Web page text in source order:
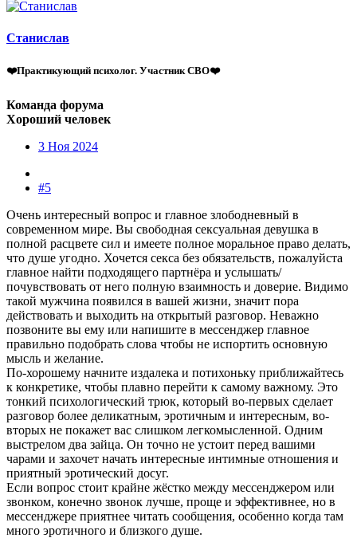
Станислав
❤️Практикующий психолог. Участник СВО❤️
Команда форума
Хороший человек
3 Ноя 2024
#5
Очень интересный вопрос и главное злободневный в
современном мире. Вы свободная сексуальная девушка в
полной расцвете сил и имеете полное моральное право делать,
что душе угодно. Хочется секса без обязательств, пожалуйста
главное найти подходящего партнёра и услышать/
почувствовать от него полную взаимность и доверие. Видимо
такой мужчина появился в вашей жизни, значит пора
действовать и выходить на открытый разговор. Неважно
позвоните вы ему или напишите в мессенджер главное
правильно подобрать слова чтобы не испортить основную
мысль и желание.
По-хорошему начните издалека и потихоньку приближайтесь
к конкретике, чтобы плавно перейти к самому важному. Это
тонкий психологический трюк, который во-первых сделает
разговор более деликатным, эротичным и интересным, во-
вторых не покажет вас слишком легкомысленной. Одним
выстрелом два зайца. Он точно не устоит перед вашими
чарами и захочет начать интересные интимные отношения и
приятный эротический досуг.
Если вопрос стоит крайне жёстко между мессенджером или
звонком, конечно звонок лучше, проще и эффективнее, но в
мессенджере приятнее читать сообщения, особенно когда там
много эротичного и близкого душе.